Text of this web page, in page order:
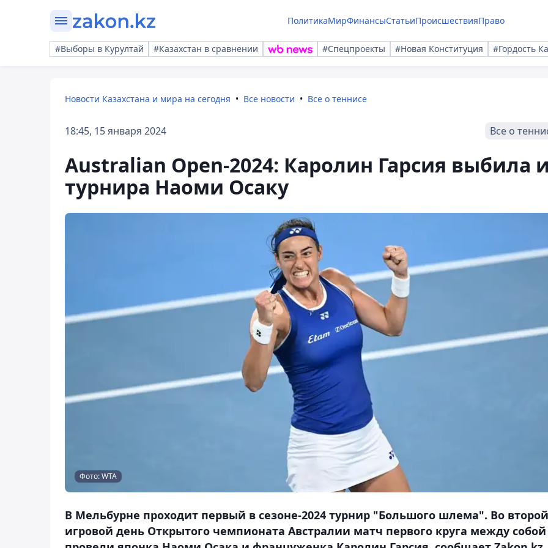
ПолитикаМирФинансыСтатьиПроисшествияПраво
#Выборы в Курултай #Казахстан в сравнении #Спецпроекты #Новая Конституция #Гордость
Новости Казахстана и мира на сегодня Все новости Все о теннисе
18:45, 15 января 2024 Все о
Australian Open-2024: Каролин Гарсия выбила
турнира Наоми Осаку
Фото: WTA
В Мельбурне проходит первый в сезоне-2024 турнир "Большого шлема". Во второй
игровой день Открытого чемпионата Австралии матч первого круга между собой